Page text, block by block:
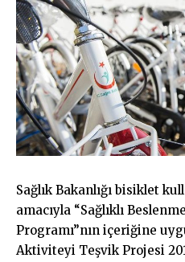
Sağlık Bakanlığı bisiklet
amacıyla “Sağlıklı
Programı”nın içeriğine
Aktiviteyi Teşvik Projesi